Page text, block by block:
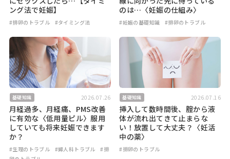
ング法で妊娠】
#排卵のトラブル #タイミング法
のは…〈妊娠の仕組み〉
#妊娠の基礎知識 #排卵のトラブル
基礎知識 2026.07.26
月経過多、月経痛、PMS改善
に有効な〈低用量ピル〉服用
していても将来妊娠できます
か？
#生理のトラブル #婦人科トラブル
#排
基礎知識 2026.07.16
挿入して数時間後、腟から液
体が流れ出てきて止まらな
い！放置して大丈夫？〈妊活
中の薬〉
#排卵のトラブル